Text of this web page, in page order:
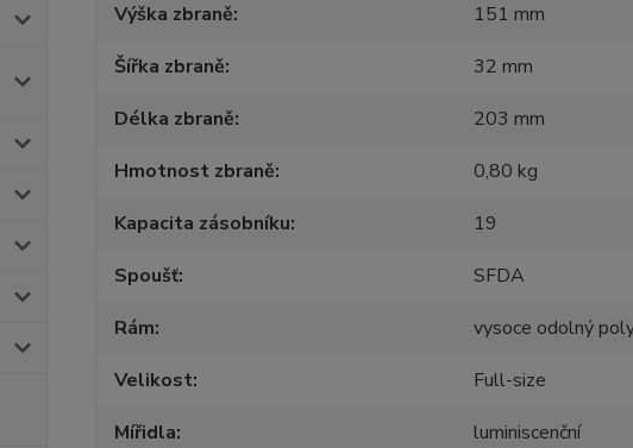
Výška zbraně
151 mm
Šířka zbraně
32 mm
Délka zbraně
203 mm
Hmotnost zbraně
0,80 kg
Kapacita zásobníku
19
Spoušť
SFDA
Rám
vysoce odolný
Velikost
Full-size
Mířidla
luminiscenční